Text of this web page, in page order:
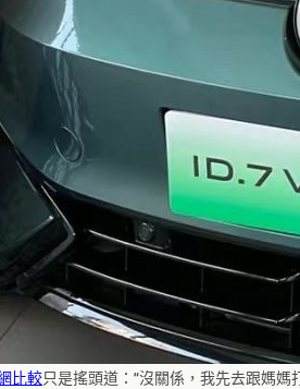
比較只是搖頭道：“沒關係，我先去跟媽媽